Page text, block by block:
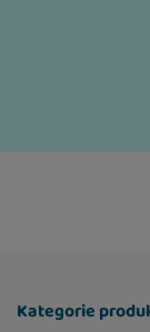
Kategorie